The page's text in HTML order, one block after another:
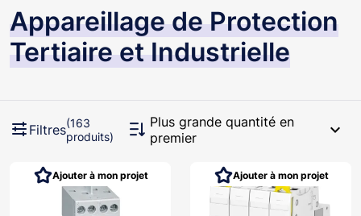
Appareillage de Protection
Tertiaire et Industrielle
Filtres(163
produits)
Plus grande quantité en
premier
expand_more
Ajouter à mon projet Ajouter à mon projet